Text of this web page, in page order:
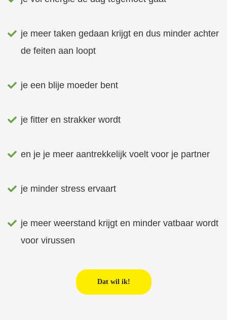
je meer taken gedaan krijgt en dus minder achter
de feiten aan loopt
je een blije moeder bent
je fitter en strakker wordt
en je je meer aantrekkelijk voelt voor je partner
je minder stress ervaart
je meer weerstand krijgt en minder vatbaar wordt
voor virussen
Dat wil ik!